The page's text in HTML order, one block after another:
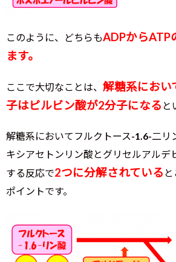
このように、どちらもADPからATP
ます。
ここで大切なことは、 解糖系におい
子はピルビン酸が2分子になる と
解糖系においてフルクトース-1.6-二リ
キシアセトンリン酸とグリセルアルデ
する反応で2つに分解されている
ポイントです。